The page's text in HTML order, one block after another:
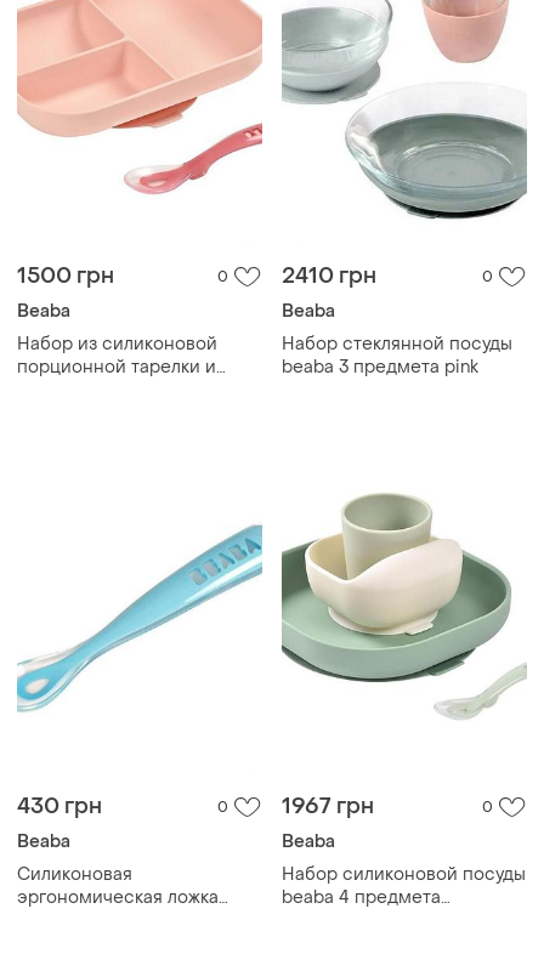
1500 грн 0
Beaba
Набор из силиконовой
порционной тарелки и
2410 грн 0
Beaba
Набор стеклянной посуды
beaba 3 предмета pink
430 грн 0
Beaba
Силиконовая
эргономическая ложка
1967 грн 0
Beaba
Набор силиконовой посуды
beaba 4 предмета